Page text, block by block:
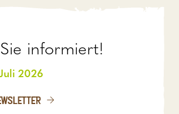
informiert!
2026